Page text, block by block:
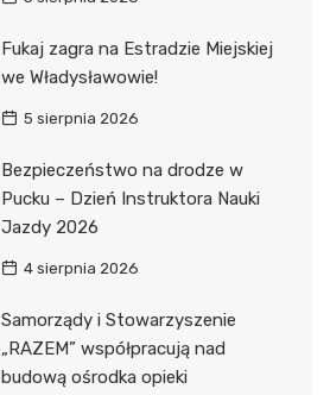
Fukaj zagra na Estradzie Miejskiej
we Władysławowie!
5 sierpnia 2026
Bezpieczeństwo na drodze w
Pucku – Dzień Instruktora Nauki
Jazdy 2026
4 sierpnia 2026
Samorządy i Stowarzyszenie
„RAZEM” współpracują nad
budową ośrodka opieki